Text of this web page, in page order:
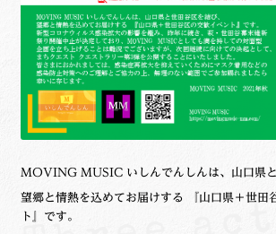
MOVING MUSIC いしんでんしんは、山口県と
望郷と情熱を込めてお届けする 『山口県＋世田
ト』です。